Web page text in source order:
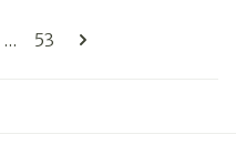
pagina
... Pagina
53